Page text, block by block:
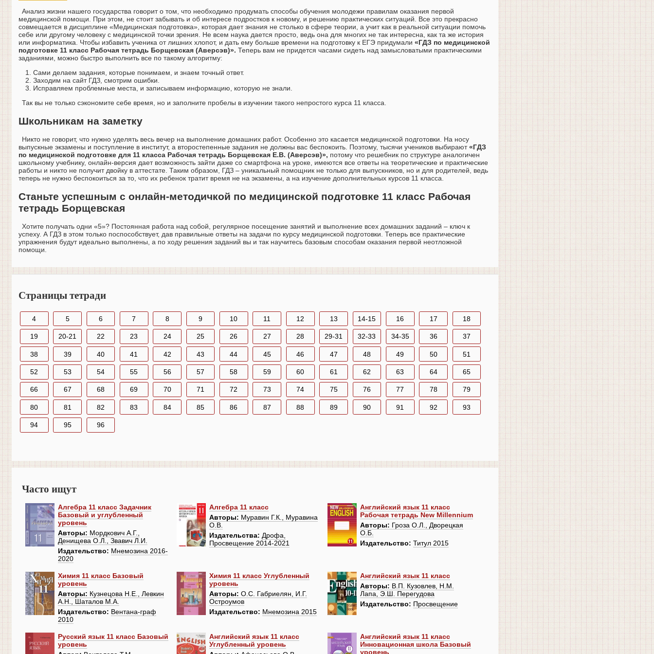
Анализ жизни нашего государства говорит о том, что необходимо продумать способы обучения молодежи правилам оказания первой
медицинской помощи. При этом, не стоит забывать и об интересе подростков к новому, и решению практических ситуаций. Все это прекрасно
совмещается в дисциплине «Медицинская подготовка», которая дает знания не столько в сфере теории, а учит как в реальной ситуации помочь
себе или другому человеку с медицинской точки зрения. Не всем наука дается просто, ведь она для многих не так интересна, как та же история
или информатика. Чтобы избавить ученика от лишних хлопот, и дать ему больше времени на подготовку к ЕГЭ придумали «ГДЗ по медицинской
подготовке 11 класс Рабочая тетрадь Борщевская (Аверсэв)». Теперь вам не придется часами сидеть над замысловатыми практическими
заданиями, можно быстро выполнить все по такому алгоритму:
Сами делаем задания, которые понимаем, и знаем точный ответ.
Заходим на сайт ГДЗ, смотрим ошибки.
Исправляем проблемные места, и записываем информацию, которую не знали.
Так вы не только сэкономите себе время, но и заполните пробелы в изучении такого непростого курса 11 класса.
Школьникам на заметку
Никто не говорит, что нужно уделять весь вечер на выполнение домашних работ. Особенно это касается медицинской подготовки. На носу
выпускные экзамены и поступление в институт, а второстепенные задания не должны вас беспокоить. Поэтому, тысячи учеников выбирают«ГДЗ
по медицинской подготовке для 11 класса Рабочая тетрадь Борщевская Е.В. (Аверсэв)», потому что решебник по структуре аналогичен
школьному учебнику, онлайн-версия дает возможность зайти даже со смартфона на уроке, имеются все ответы на теоретические и практические
работы и никто не получит двойку в аттестате. Таким образом, ГДЗ – уникальный помощник не только для выпускников, но и для родителей, ведь
теперь не нужно беспокоиться за то, что их ребенок тратит время не на экзамены, а на изучение дополнительных курсов 11 класса.
Станьте успешным с онлайн-методичкой по медицинской подготовке 11 класс Рабочая
тетрадь Борщевская
Хотите получать одни «5»? Постоянная работа над собой, регулярное посещение занятий и выполнение всех домашних заданий – ключ к
успеху. А ГДЗ в этом только поспособствует, дав правильные ответы на задачи по курсу медицинской подготовки. Теперь все практические
упражнения будут идеально выполнены, а по ходу решения заданий вы и так научитесь базовым способам оказания первой неотложной
помощи.
Страницы тетради
4 5 6 7 8 9 10 11 12 13 14-15 16 17 18
19 20-21 22 23 24 25 26 27 28 29-31 32-33 34-35 36 37
38 39 40 41 42 43 44 45 46 47 48 49 50 51
52 53 54 55 56 57 58 59 60 61 62 63 64 65
66 67 68 69 70 71 72 73 74 75 76 77 78 79
80 81 82 83 84 85 86 87 88 89 90 91 92 93
94 95 96
Часто ищут
Алгебра 11 класс Задачник
Базовый и углубленный
уровень
Авторы: Мордкович А.Г.,
Денищева О.Л., Звавич Л.И.
Издательство: Мнемозина 2016-
2020
Алгебра 11 класс
Авторы: Муравин Г.К., Муравина
О.В.
Издательства: Дрофа,
Просвещение 2014-2021
Английский язык 11 класс
Рабочая тетрадь New Millennium
Авторы: Гроза О.Л., Дворецкая
О.Б.
Издательство: Титул 2015
Химия 11 класс Базовый
уровень
Авторы: Кузнецова Н.Е., Левкин
А.Н., Шаталов М.А.
Издательство: Вентана-граф
2010
Химия 11 класс Углубленный
уровень
Авторы: О.С. Габриелян, И.Г.
Остроумов
Издательство: Мнемозина 2015
Английский язык 11 класс
Авторы: В.П. Кузовлев, Н.М.
Лапа, Э.Ш. Перегудова
Издательство: Просвещение
Русский язык 11 класс Базовый
уровень
Английский язык 11 класс
Углубленный уровень
Английский язык 11 класс
Инновационная школа Базовый
уровень